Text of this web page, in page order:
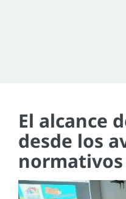
El alcance
desde los
normativos